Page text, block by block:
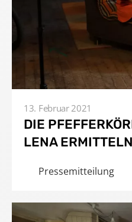
13. Februar 2021
DIE
LENA ERMITTELN
Pressemitteilung